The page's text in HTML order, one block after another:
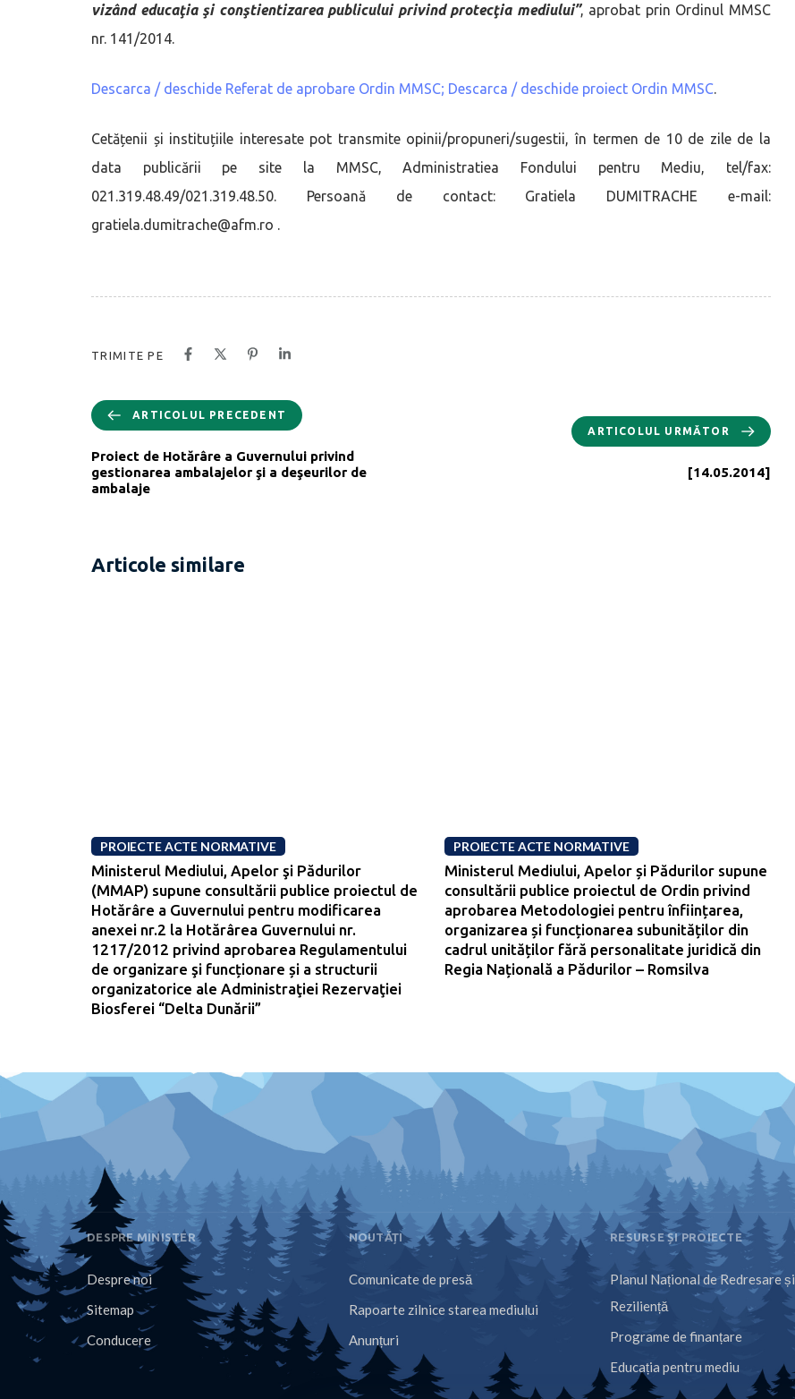
vizând educaţia şi conştientizarea publicului privind protecţia mediului”, aprobat prin Ordinul MMSC
nr. 141/2014.
Descarca / deschide Referat de aprobare Ordin MMSC; Descarca / deschide proiect Ordin MMSC.
Cetățenii și instituțiile interesate pot transmite opinii/propuneri/sugestii, în termen de 10 de zile de la
data publicării pe site la MMSC, Administratiea Fondului pentru Mediu, tel/fax:
021.319.48.49/021.319.48.50. Persoană de contact: Gratiela DUMITRACHE e-mail:
gratiela.dumitrache@afm.ro .
TRIMITE PE
ARTICOLUL PRECEDENT
Proiect de Hotărâre a Guvernului privind
gestionarea ambalajelor şi a deşeurilor de
ambalaje
ARTICOLUL URMĂTOR
[14.05.2014]
Articole similare
PROIECTE ACTE NORMATIVE
Ministerul Mediului, Apelor şi Pădurilor
(MMAP) supune consultării publice proiectul de
Hotărâre a Guvernului pentru modificarea
anexei nr.2 la Hotărârea Guvernului nr.
1217/2012 privind aprobarea Regulamentului
de organizare şi funcționare și a structurii
organizatorice ale Administraţiei Rezervaţiei
Biosferei “Delta Dunării”
PROIECTE ACTE NORMATIVE
Ministerul Mediului, Apelor și Pădurilor supune
consultării publice proiectul de Ordin privind
aprobarea Metodologiei pentru înființarea,
organizarea și funcționarea subunităților din
cadrul unităților fără personalitate juridică din
Regia Națională a Pădurilor – Romsilva
DESPRE MINISTER
Despre noi
Sitemap
Conducere
NOUTĂȚI
Comunicate de presă
Rapoarte zilnice starea mediului
Anunțuri
RESURSE ȘI PROIECTE
Planul Național de Redresare și
Reziliență
Programe de finanțare
Educația pentru mediu